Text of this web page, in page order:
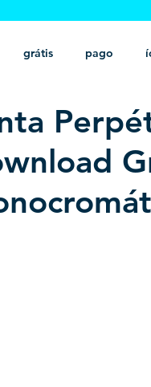
grátis pago
vetor estampas